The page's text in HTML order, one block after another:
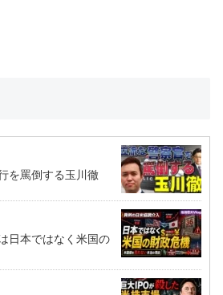
を罵倒する玉川徹
日本ではなく米国の